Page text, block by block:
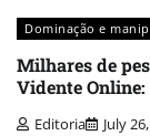
Dominação e
Milhares de
Vidente
Editoria July